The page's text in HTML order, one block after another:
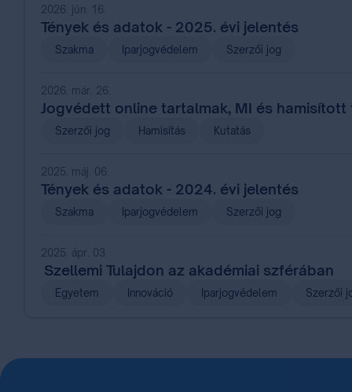
2026. jún. 16.
Tények és adatok - 2025. évi jelentés
Szakma Iparjogvédelem Szerzői jog
2026. már. 26.
Jogvédett online tartalmak, MI és
Szerzői jog Hamisítás Kutatás
2025. máj. 06.
Tények és adatok - 2024. évi jelentés
Szakma Iparjogvédelem Szerzői jog
2025. ápr. 03.
Szellemi Tulajdon az akadémiai szférában
Egyetem Innováció Iparjogvédelem Szerzői